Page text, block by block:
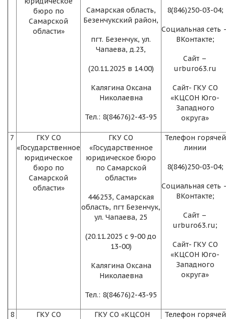
бюро по
Самарской
области»
Самарская область,
Безенчукский район,
пгт. Безенчук, ул.
Чапаева, д.23,
(20.11.2025 в 14.00)
Калягина Оксана
Николаевна
Тел.: 8(84676)2-43-95
8(846)250-03-04;
Социальная сеть
ВКонтакте;
Сайт –
urburo63.ru
Сайт- ГКУ СО
«КЦСОН Юго-
Западного
округа»
7
ГКУ СО
«Государственное
юридическое
бюро по
Самарской
области»
ГКУ СО
«Государственное
юридическое бюро
по Самарской
области»
446253, Самарская
область, пгт Безенчук,
ул. Чапаева, 25
(20.11.2025 с 9-00 до
13-00)
Калягина Оксана
Николаевна
Тел.: 8(84676)2-43-95
Телефон горячей
линии
8(846)250-03-04;
Социальная сеть
ВКонтакте;
Сайт –
urburo63.ru;
Сайт- ГКУ СО
«КЦСОН Юго-
Западного
округа»
8
ГКУ СО
ГКУ СО «КЦСОН
Телефон горячей